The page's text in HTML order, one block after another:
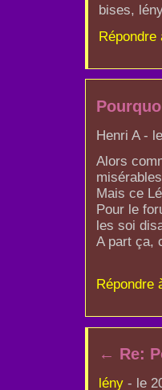
bises,
Répondre
Henri A -
Alors
Mais ce
Pour le
les soi
A part ça,
Répondre
← Re:
lény- le